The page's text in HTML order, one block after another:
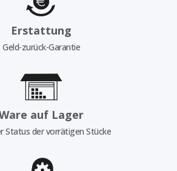
Erstattung
Geld-zurück-Garantie
auf Lager
Status der vorrätigen Stücke